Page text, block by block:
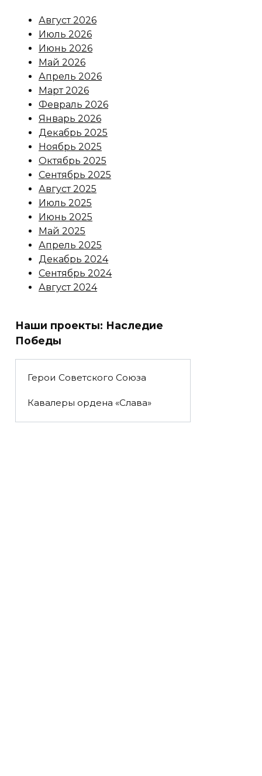
Август 2026
Июль 2026
Июнь 2026
Май 2026
Апрель 2026
Март 2026
Февраль 2026
Январь 2026
Декабрь 2025
Ноябрь 2025
Октябрь 2025
Сентябрь 2025
Август 2025
Июль 2025
Июнь 2025
Май 2025
Апрель 2025
Декабрь 2024
Сентябрь 2024
Август 2024
Наши проекты: Наследие
Победы
Герои Советского Союза
Кавалеры ордена «Слава»